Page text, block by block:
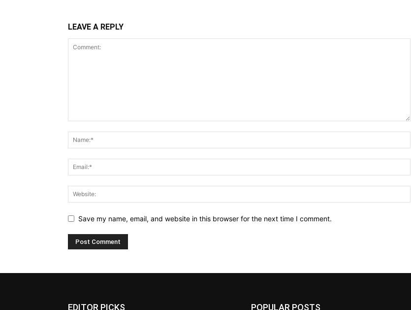
LEAVE A REPLY
Save my name, email, and website in this browser for the next time I comment.
EDITOR PICKS POPULAR POSTS